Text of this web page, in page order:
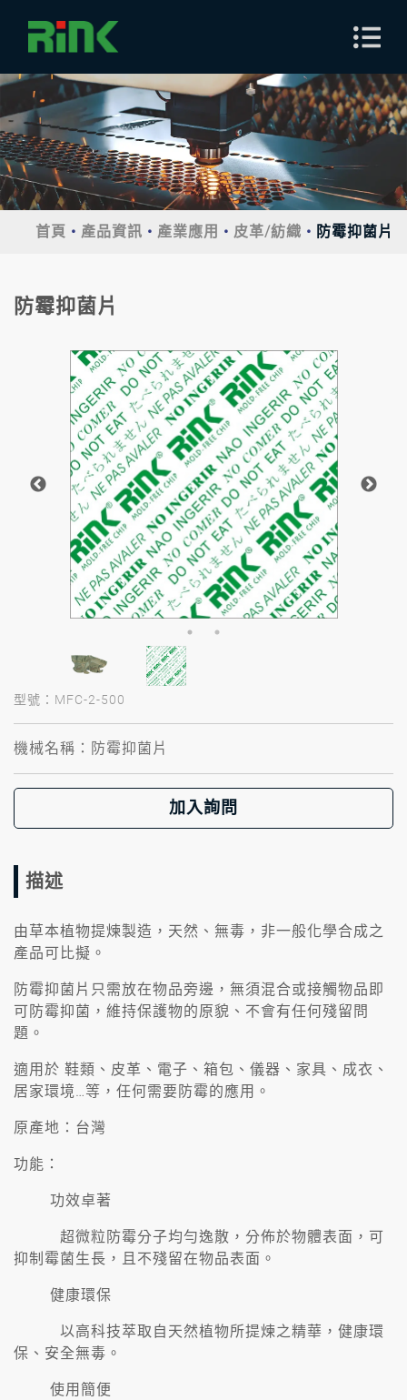
首頁 產品資訊 產業應用 皮革/紡織 防霉抑菌片
防霉抑菌片
型號：MFC-2-500
機械名稱：防霉抑菌片
加入詢問
描述
由草本植物提煉製造，天然、無毒，非一般化學合成之
產品可比擬。
防霉抑菌片只需放在物品旁邊，無須混合或接觸物品即
可防霉抑菌，維持保護物的原貌、不會有任何殘留問
題。
適用於 鞋類、皮革、電子、箱包、儀器、家具、成衣、
居家環境…等，任何需要防霉的應用。
原產地：台灣
功能：
功效卓著
超微粒防霉分子均勻逸散，分佈於物體表面，可
抑制霉菌生長，且不殘留在物品表面。
健康環保
以高科技萃取自天然植物所提煉之精華，健康環
保、安全無毒。
使用簡便